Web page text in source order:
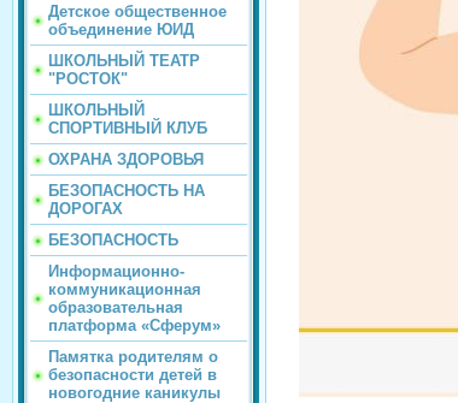
Детское общественное
объединение ЮИД
ШКОЛЬНЫЙ ТЕАТР
"РОСТОК"
ШКОЛЬНЫЙ
СПОРТИВНЫЙ КЛУБ
ОХРАНА ЗДОРОВЬЯ
БЕЗОПАСНОСТЬ НА
ДОРОГАХ
БЕЗОПАСНОСТЬ
Информационно-
коммуникационная
образовательная
платформа «Сферум»
Памятка родителям о
безопасности детей в
новогодние каникулы